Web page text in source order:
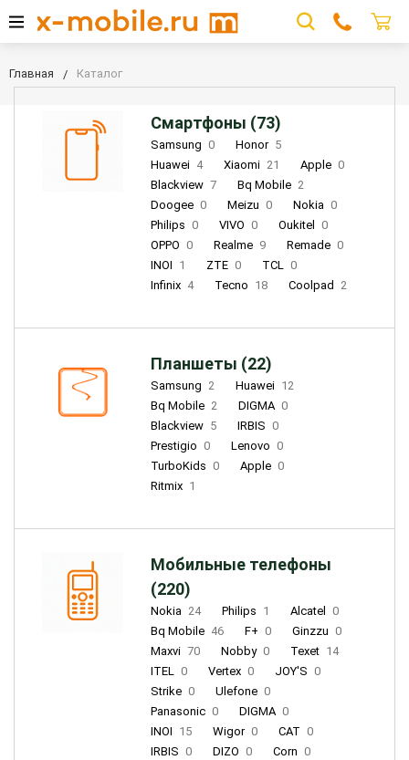
Главная Каталог
Смартфоны (73)
Samsung 0 Honor 5
Huawei 4 Xiaomi 21 Apple 0
Blackview 7 Bq Mobile 2
Doogee 0 Meizu 0 Nokia 0
Philips 0 VIVO 0 Oukitel
0
OPPO 0 Realme 9 Remade 0
INOI 1 ZTE 0 TCL 0
Infinix 4 Tecno 18 Coolpad 2
Планшеты (22)
Samsung 2 Huawei 12
Bq Mobile 2 DIGMA 0
Blackview 5 IRBIS 0
Prestigio 0 Lenovo 0
TurboKids 0 Apple 0
Ritmix 1
Мобильные телефоны
(220)
Nokia 24 Philips 1 Alcatel
0
Bq Mobile 46 F+ 0 Ginzzu 0
Maxvi 70 Nobby 0 Texet 14
ITEL 0 Vertex 0 JOY'S 0
Strike 0 Ulefone 0
Panasonic 0 DIGMA 0
INOI 15 Wigor 0 CAT 0
IRBIS 0 DIZO 0 Corn 0